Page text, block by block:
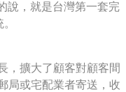
說，就是台灣第一套完
，擴大了顧客對顧客間
局或宅配業者寄送，收